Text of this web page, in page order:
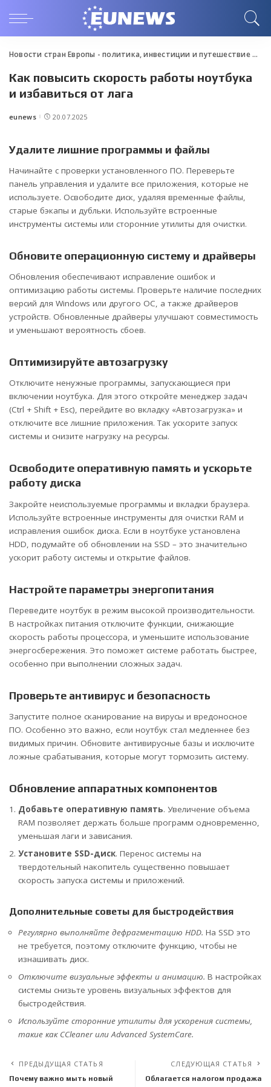
Новости стран Европы - политика, инвестиции и путешествие>
Как повысить скорость работы ноутбука
и избавиться от лага
Posted
eunews 20.07.2025
Удалите лишние программы и файлы
Начинайте с проверки установленного ПО. Переверьте
панель управления и удалите все приложения, которые не
используете. Освободите диск, удаляя временные файлы,
старые бэкапы и дубльки. Используйте встроенные
инструменты системы или сторонние утилиты для очистки.
Обновите операционную систему и драйверы
Обновления обеспечивают исправление ошибок и
оптимизацию работы системы. Проверьте наличие последних
версий для Windows или другого ОС, а также драйверов
устройств. Обновленные драйверы улучшают совместимость
и уменьшают вероятность сбоев.
Оптимизируйте автозагрузку
Отключите ненужные программы, запускающиеся при
включении ноутбука. Для этого откройте менеджер задач
(Ctrl + Shift + Esc), перейдите во вкладку «Автозагрузка» и
отключите все лишние приложения. Так ускорите запуск
системы и снизите нагрузку на ресурсы.
Освободите оперативную память и ускорьте
работу диска
Закройте неиспользуемые программы и вкладки браузера.
Используйте встроенные инструменты для очистки RAM и
исправления ошибок диска. Если в ноутбуке установлена
HDD, подумайте об обновлении на SSD – это значительно
ускорит работу системы и открытие файлов.
Настройте параметры энергопитания
Переведите ноутбук в режим высокой производительности.
В настройках питания отключите функции, снижающие
скорость работы процессора, и уменьшите использование
энергосбережения. Это поможет системе работать быстрее,
особенно при выполнении сложных задач.
Проверьте антивирус и безопасность
Запустите полное сканирование на вирусы и вредоносное
ПО. Особенно это важно, если ноутбук стал медленнее без
видимых причин. Обновите антивирусные базы и исключите
ложные срабатывания, которые могут тормозить систему.
Обновление аппаратных компонентов
Добавьте оперативную память. Увеличение объема
RAM позволяет держать больше программ одновременно,
уменьшая лаги и зависания.
Установите SSD-диск. Перенос системы на
твердотельный накопитель существенно повышает
скорость запуска системы и приложений.
Дополнительные советы для быстродействия
Регулярно выполняйте дефрагментацию HDD. На SSD это
не требуется, поэтому отключите функцию, чтобы не
изнашивать диск.
Отключите визуальные эффекты и анимацию. В настройках
системы снизьте уровень визуальных эффектов для
быстродействия.
Используйте сторонние утилиты для ускорения системы,
такие как CCleaner или Advanced SystemCare.
ПРЕДЫДУЩАЯ СТАТЬЯ
Почему важно мыть новый
СЛЕДУЮЩАЯ СТАТЬЯ
Облагается налогом продажа